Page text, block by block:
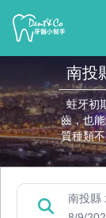
南投
蛀牙初
齒，也
質種類
南投縣